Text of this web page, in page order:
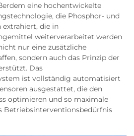
eine hochentwickelte
die Phosphor- und
die in
weiterverarbeitet werden
nur eine zusätzliche
sondern auch das Prinzip der
Das
ist vollständig automatisiert
ausgestattet, die den
optimieren und so maximale
Betriebsinterventionsbedürfnis